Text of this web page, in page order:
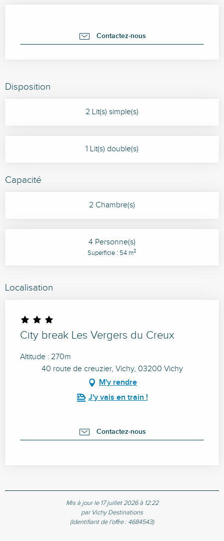
Contactez-nous
Disposition
2 Lit(s) simple(s)
1 Lit(s) double(s)
Capacité
2 Chambre(s)
4 Personne(s)
Superficie : 54 m2
Localisation
City break Les Vergers du Creux
Altitude : 270m
40 route de creuzier, Vichy, 03200 Vichy
M'y rendre
J'y vais en train !
Contactez-nous
Mis à jour le 17 juillet 2026 à 12:22
par Vichy Destinations
(Identifiant de l'offre : 4684543)